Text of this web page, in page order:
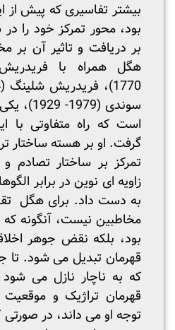
بیشتر تفاسیری که پیش از
بود، محور تمرکز خود را
بر دریافت و تاثیر آن بر
سوندی
است که راه متفاوتی
گرفت. او بر هسته ساختار
تمرکز بر ساختار تصادم و
زاویه ای نوین در برابر
به دست داد. برای هگل
مخاطبین نیست، آنگونه که
بود، بلکه نقض جوهر
قهرمان تبدیل می شود. تا
که به ناچار نازل می
قهرمان تراژیک و
توجه او می داند، در